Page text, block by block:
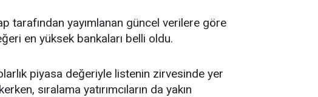
tarafından yayımlanan güncel verilere göre
en yüksek bankaları belli oldu.
piyasa değeriyle listenin zirvesinde yer
sıralama yatırımcıların da yakın